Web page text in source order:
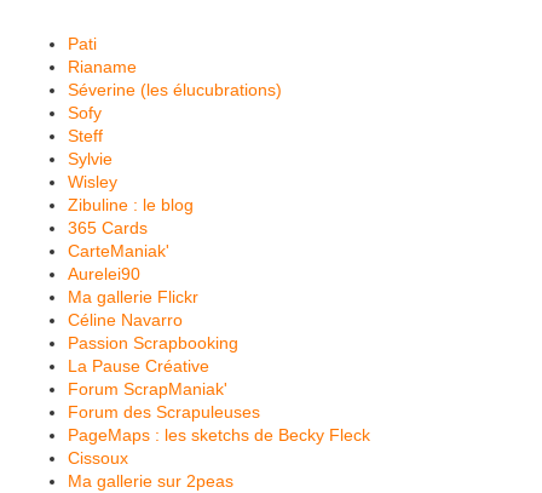
Pati
Rianame
Séverine (les élucubrations)
Sofy
Steff
Sylvie
Wisley
Zibuline : le blog
365 Cards
CarteManiak'
Aurelei90
Ma gallerie Flickr
Céline Navarro
Passion Scrapbooking
La Pause Créative
Forum ScrapManiak'
Forum des Scrapuleuses
PageMaps : les sketchs de Becky Fleck
Cissoux
Ma gallerie sur 2peas